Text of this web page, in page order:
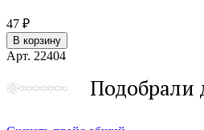
47 ₽
В корзину
Арт. 22404
Подобрали